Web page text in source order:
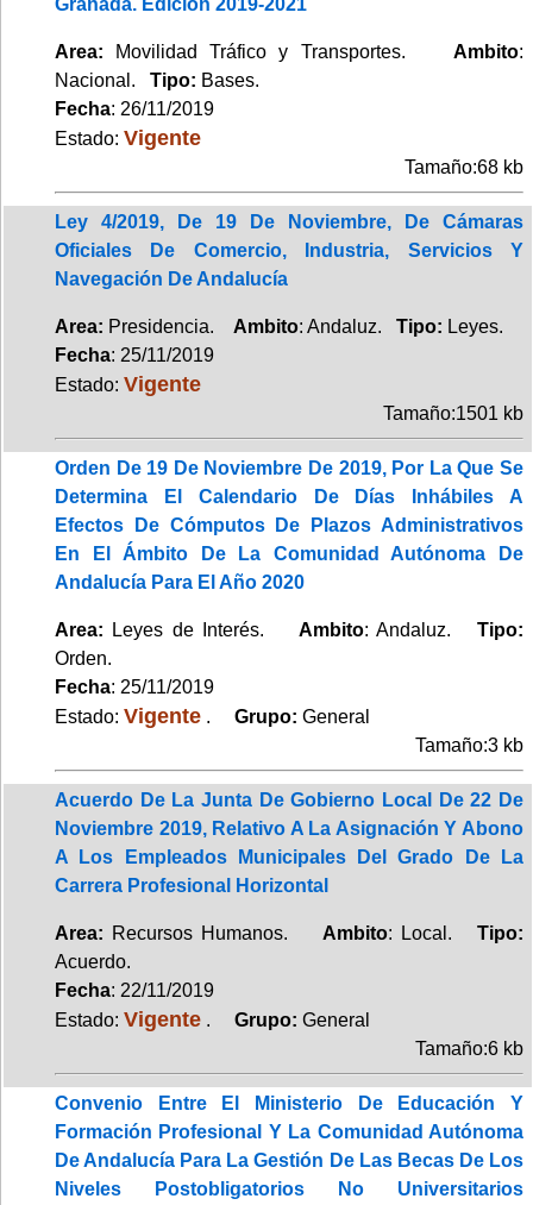
Area: Movilidad Tráfico y Transportes. Ambito:
Nacional. Tipo: Bases.
Fecha: 26/11/2019
Estado: Vigente
Tamaño:68 kb
Ley 4/2019, De 19 De Noviembre, De Cámaras
Oficiales De Comercio, Industria, Servicios Y
Navegación De Andalucía
Area: Presidencia. Ambito: Andaluz. Tipo: Leyes.
Fecha: 25/11/2019
Estado: Vigente
Tamaño:1501 kb
Orden De 19 De Noviembre De 2019, Por La Que Se
Determina El Calendario De Días Inhábiles A
Efectos De Cómputos De Plazos Administrativos
En El Ámbito De La Comunidad Autónoma De
Andalucía Para El Año 2020
Area: Leyes de Interés. Ambito: Andaluz.Tipo:
Orden.
Fecha: 25/11/2019
Estado: Vigente . Grupo: General
Tamaño:3 kb
Acuerdo De La Junta De Gobierno Local De 22 De
Noviembre 2019, Relativo A La Asignación Y Abono
A Los Empleados Municipales Del Grado De La
Carrera Profesional Horizontal
Area: Recursos Humanos. Ambito: Local.Tipo:
Acuerdo.
Fecha: 22/11/2019
Estado: Vigente . Grupo: General
Tamaño:6 kb
Convenio Entre El Ministerio De Educación Y
Formación Profesional Y La Comunidad Autónoma
De Andalucía Para La Gestión De Las Becas De Los
Niveles Postobligatorios No Universitarios